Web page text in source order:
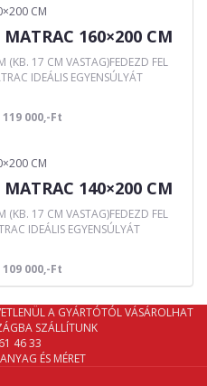
160×200 CM
17 CM VASTAG)FEDEZD FEL
IDEÁLIS EGYENSÚLYÁT
119 000,-Ft
140×200 CM
17 CM VASTAG)FEDEZD FEL
IDEÁLIS EGYENSÚLYÁT
109 000,-Ft
A GYÁRTÓTÓL VÁSÁROLHAT
SZÁLLÍTUNK
46 33
ÉS MÉRET